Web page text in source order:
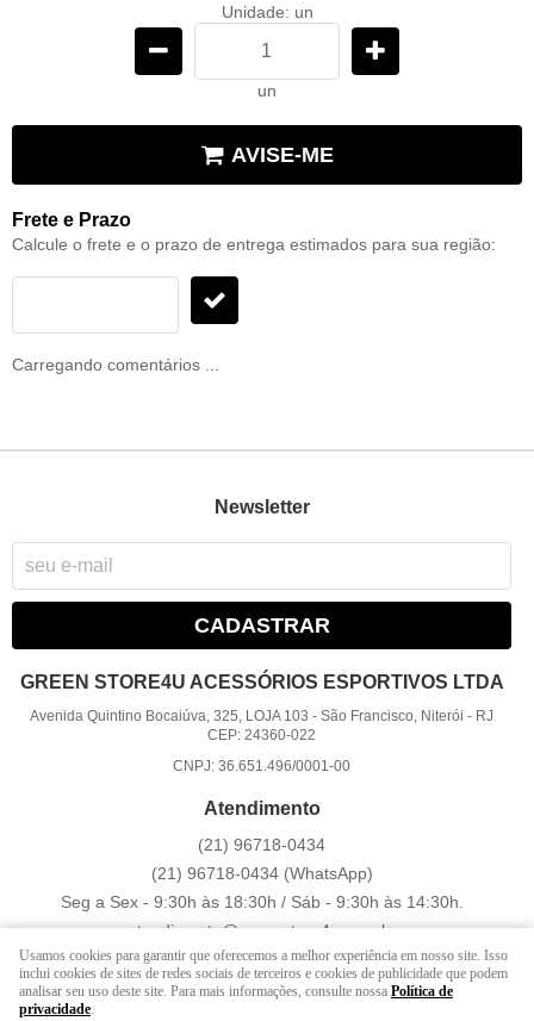
Unidade: un
un
AVISE-ME
Frete e Prazo
Calcule o frete e o prazo de entrega estimados para sua região:
Carregando comentários ...
Newsletter
CADASTRAR
GREEN STORE4U ACESSÓRIOS ESPORTIVOS LTDA
Avenida Quintino Bocaiúva, 325, LOJA 103 -São Francisco, Niterói - RJ
CEP: 24360-022
CNPJ: 36.651.496/0001-00
Atendimento
(21) 96718-0434
(21) 96718-0434 (WhatsApp)
Seg a Sex - 9:30h às 18:30h / Sáb - 9:30h às 14:30h.
atendimento@greenstore4u.com.br
LOJA VIRTUAL CRIADA POR
Usamos cookies para garantir que oferecemos a melhor experiência em nosso site. Isso
inclui cookies de sites de redes sociais de terceiros e cookies de publicidade que podem
analisar seu uso deste site. Para mais informações, consulte nossa Política de
privacidade.